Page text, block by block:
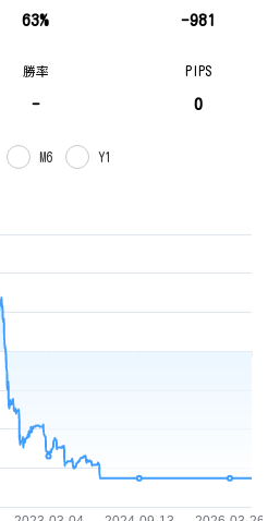
63% -981
勝率
-
PIPS
0
M6 Y1